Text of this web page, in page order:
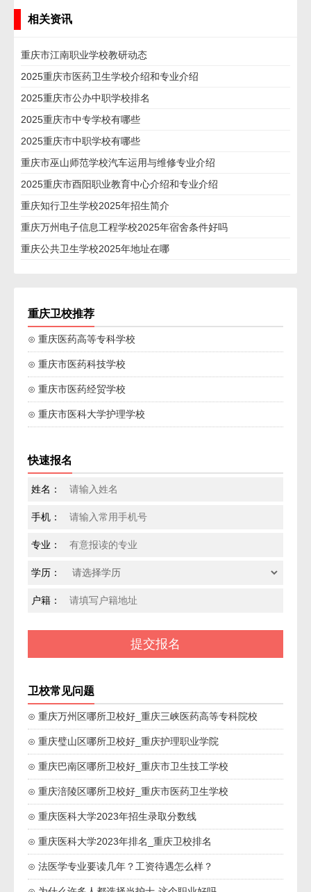
相关资讯
重庆市江南职业学校教研动态
2025重庆市医药卫生学校介绍和专业介绍
2025重庆市公办中职学校排名
2025重庆市中专学校有哪些
2025重庆市中职学校有哪些
重庆市巫山师范学校汽车运用与维修专业介绍
2025重庆市酉阳职业教育中心介绍和专业介绍
重庆知行卫生学校2025年招生简介
重庆万州电子信息工程学校2025年宿舍条件好吗
重庆公共卫生学校2025年地址在哪
重庆卫校推荐
⊙ 重庆医药高等专科学校
⊙ 重庆市医药科技学校
⊙ 重庆市医药经贸学校
⊙ 重庆市医科大学护理学校
快速报名
姓名：
手机：
专业：
学历：
户籍：
卫校常见问题
⊙ 重庆万州区哪所卫校好_重庆三峡医药高等专科院校
⊙ 重庆璧山区哪所卫校好_重庆护理职业学院
⊙ 重庆巴南区哪所卫校好_重庆市卫生技工学校
⊙ 重庆涪陵区哪所卫校好_重庆市医药卫生学校
⊙ 重庆医科大学2023年招生录取分数线
⊙ 重庆医科大学2023年排名_重庆卫校排名
⊙ 法医学专业要读几年？工资待遇怎么样？